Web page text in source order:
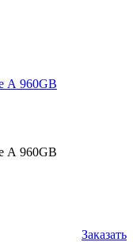
А 960GB
А 960GB
Заказать